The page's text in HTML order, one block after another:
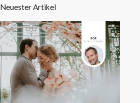
Neuester Artikel